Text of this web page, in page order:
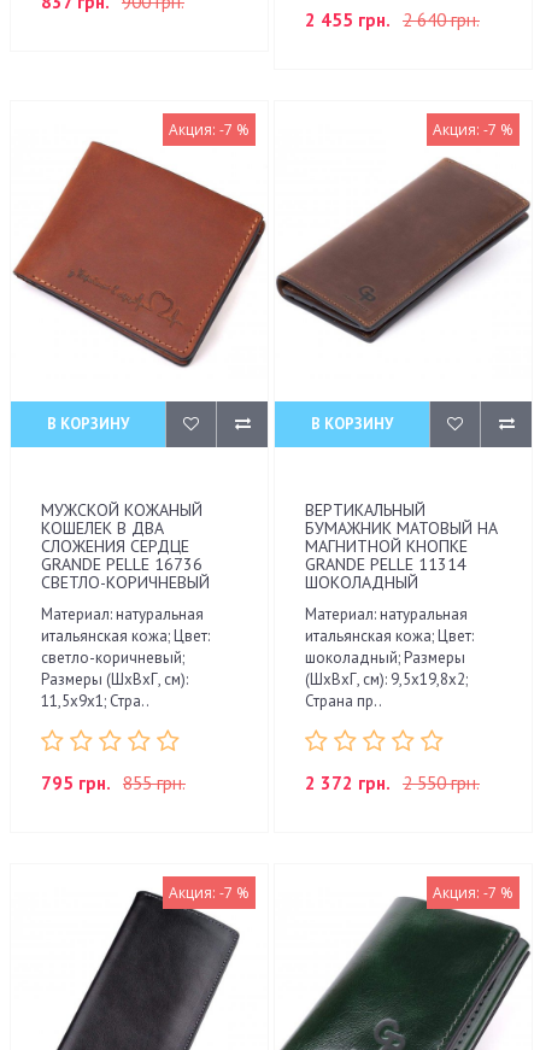
2 455 грн. 2 640 грн.
Акция: -7 %
В КОРЗИНУ
МУЖСКОЙ КОЖАНЫЙ
КОШЕЛЕК В ДВА
СЛОЖЕНИЯ СЕРДЦЕ
GRANDE PELLE 16736
СВЕТЛО-КОРИЧНЕВЫЙ
Материал: натуральная
итальянская кожа; Цвет:
светло-коричневый;
Размеры (ШхВхГ, см):
11,5х9х1; Стра..
795 грн. 855 грн.
Акция: -7 %
В КОРЗИНУ
ВЕРТИКАЛЬНЫЙ
БУМАЖНИК МАТОВЫЙ НА
МАГНИТНОЙ КНОПКЕ
GRANDE PELLE 11314
ШОКОЛАДНЫЙ
Материал: натуральная
итальянская кожа; Цвет:
шоколадный; Размеры
(ШхВхГ, см): 9,5х19,8х2;
Страна пр..
2 372 грн. 2 550 грн.
Акция: -7 % Акция: -7 %